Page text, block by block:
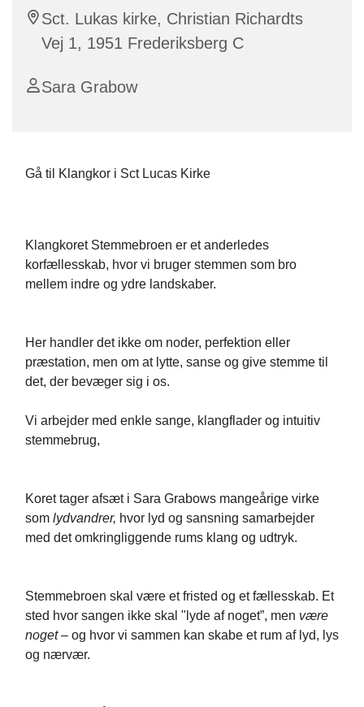
Sct. Lukas kirke, Christian Richardts
Vej 1, 1951 Frederiksberg C
Sara Grabow
Gå til Klangkor i Sct Lucas Kirke
Klangkoret Stemmebroen er et anderledes
korfællesskab, hvor vi bruger stemmen som bro
mellem indre og ydre landskaber.
Her handler det ikke om noder, perfektion eller
præstation, men om at lytte, sanse og give stemme til
det, der bevæger sig i os.
Vi arbejder med enkle sange, klangflader og intuitiv
stemmebrug,
Koret tager afsæt i Sara Grabows mangeårige virke
som lydvandrer, hvor lyd og sansning samarbejder
med det omkringliggende rums klang og udtryk.
Stemmebroen skal være et fristed og et fællesskab. Et
sted hvor sangen ikke skal "lyde af noget”, men være
noget – og hvor vi sammen kan skabe et rum af lyd, lys
og nærvær.